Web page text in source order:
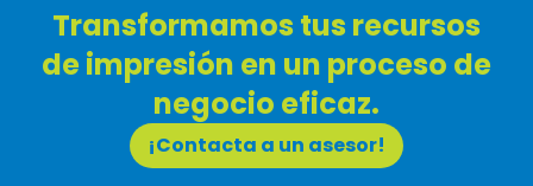
Transformamos tus recursos
de impresión en un proceso de
negocio eficaz.
¡Contacta a un asesor!